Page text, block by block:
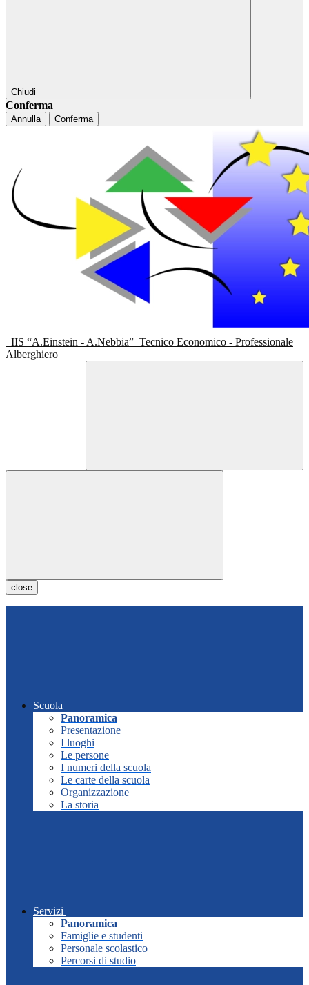
Chiudi
Conferma
Annulla Conferma
IIS “A.Einstein - A.Nebbia” Tecnico Economico - Professionale
Alberghiero
close
Scuola
Panoramica
Presentazione
I luoghi
Le persone
I numeri della scuola
Le carte della scuola
Organizzazione
La storia
Servizi
Panoramica
Famiglie e studenti
Personale scolastico
Percorsi di studio